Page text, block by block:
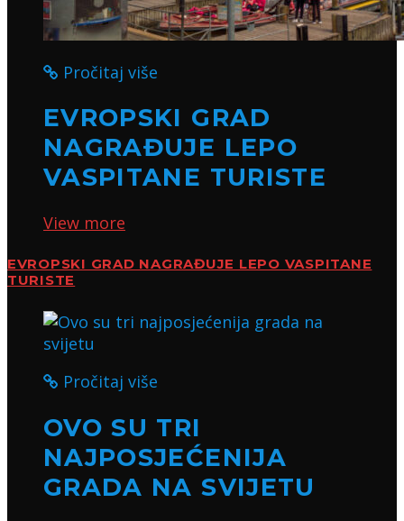
Pročitaj više
EVROPSKI GRAD
NAGRAĐUJE LEPO
VASPITANE TURISTE
View more
EVROPSKI GRAD NAGRAĐUJE LEPO VASPITANE
TURISTE
Pročitaj više
OVO SU TRI
NAJPOSJEĆENIJA
GRADA NA SVIJETU